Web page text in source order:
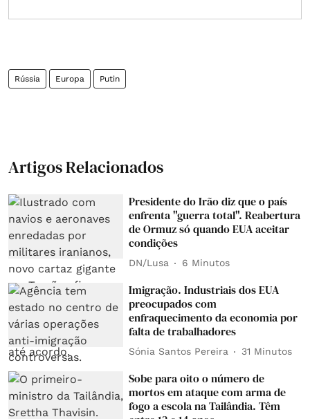
Rússia Europa Putin
Artigos Relacionados
Presidente do Irão diz que o país
enfrenta "guerra total". Reabertura
de Ormuz só quando EUA aceitar
condições
DN/Lusa 6 Minutos
Imigração. Industriais dos EUA
preocupados com
enfraquecimento da economia por
falta de trabalhadores
Sónia Santos Pereira 31 Minutos
Sobe para oito o número de
mortos em ataque com arma de
fogo a escola na Tailândia. Têm